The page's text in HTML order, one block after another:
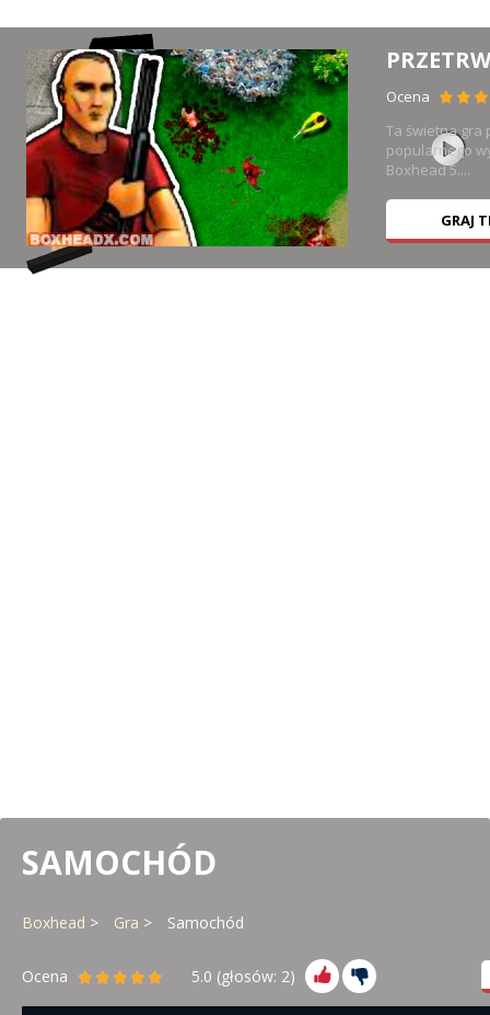
Ocena
Ta świetna gra
popularnego
Boxhead 5....
GRAJ
SAMOCHÓD
Boxhead Gra Samochód
Ocena 5.0 (głosów: 2)